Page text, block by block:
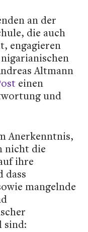
an der
die auch
engagieren
Altmann
einen
und
Anerkenntnis,
nicht die
ihre
dass
mangelnde
sind: